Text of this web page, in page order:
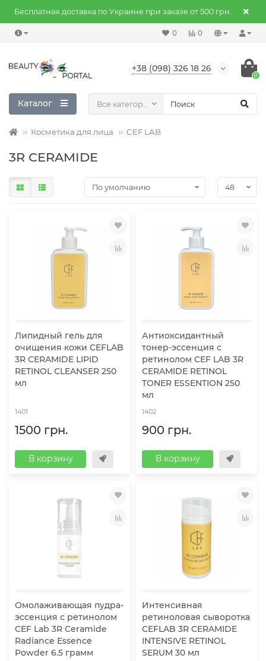
Бесплатная доставка по Украине при заказе от 500 грн.
0
0
+38 (098) 326 18 26
0
Каталог Все категории
Косметика для лица CEF LAB
3R CERAMIDE
Липидный гель для
очищения кожи CEFLAB
3R CERAMIDE LIPID
RETINOL CLEANSER 250
мл
1401
1500 грн.
В корзину
Антиоксидантный
тонер-эссенция с
ретинолом CEF LAB 3R
CERAMIDE RETINOL
TONER ESSENTION 250
мл
1402
900 грн.
В корзину
Омолаживающая пудра-
эссенция с ретинолом
CEF Lab 3R Ceramide
Radiance Essence
Powder 6.5 грамм
Интенсивная
ретиноловая сыворотка
CEFLAB 3R CERAMIDE
INTENSIVE RETINOL
SERUM 30 мл